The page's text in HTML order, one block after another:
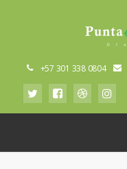
+57 301 338 0804